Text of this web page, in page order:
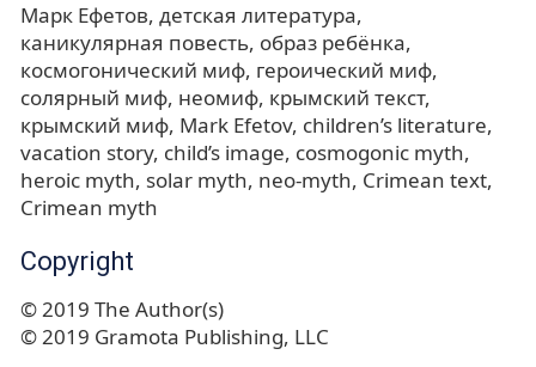
Марк Ефетов детская литература
каникулярная повесть образ ребёнка
космогонический миф героический миф
солярный миф неомиф крымский текст
крымский миф Mark Efetov children’s literature
vacation story child’s image cosmogonic myth
heroic myth solar myth neo-myth Crimean text
Crimean myth
Copyright
© 2019 The Author(s)
© 2019 Gramota Publishing, LLC